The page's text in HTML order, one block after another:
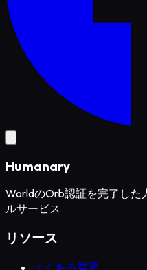
Humanary
WorldのOrb認証を完了した
ルサービス
リソース
よくある質問